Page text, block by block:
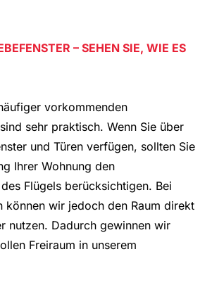
– SEHEN SIE, WIE ES
vorkommenden
sehr praktisch. Wenn Sie über
und Türen verfügen, sollten Sie
Ihrer Wohnung den
Flügels berücksichtigen. Bei
können wir jedoch den Raum direkt
nutzen. Dadurch gewinnen wir
Freiraum in unserem